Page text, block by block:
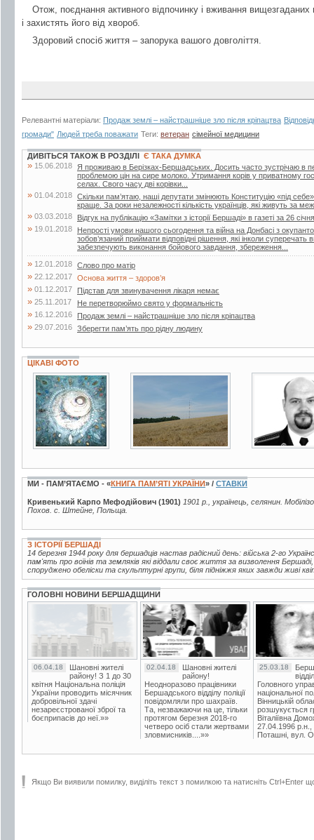
Отож, поєднання активного відпочинку і вживання вищезгаданих
і захистять його від хвороб.
Здоровий спосіб життя – запорука вашого довголіття.
Релевантні матеріали: Продаж землі – найстрашніше зло після кріпацтва
громади" Людей треба поважати Теги: ветеран сімейної медицини
ДИВІТЬСЯ ТАКОЖ В РОЗДІЛІ Є ТАКА ДУМКА
» 15.06.2018
Я проживаю в Берізках-Бершадських. Досить часто зустрічаю в
проблемою цін на сире молоко. Утримання корів у приватному
селах. Свого часу дві корівки...
» 01.04.2018 Скільки пам’ятаю, наші депутати змінюють Конституцію «під
краще. За роки незалежності кількість українців, які живуть за
» 03.03.2018 Відгук на публікацію «Замітки з історії Бершаді» в газеті за 26
» 19.01.2018
Непрості умови нашого сьогодення та війна на Донбасі з
зобов’язаний приймати відповідні рішення, які інколи
забезпечують виконання бойового завдання, збереження...
» 12.01.2018 Слово про матір
» 22.12.2017 Основа життя – здоров’я
» 01.12.2017 Підстав для звинувачення лікаря немає
» 25.11.2017 Не перетворюймо свято у формальність
» 16.12.2016 Продаж землі – найстрашніше зло після кріпацтва
» 29.07.2016 Зберегти пам’ять про рідну людину
ЦІКАВІ ФОТО
12 фото 2 фото
МИ - ПАМ’ЯТАЄМО - «КНИГА ПАМ’ЯТІ УКРАЇНИ» / СТАВКИ
Кривенький Карпо Мефодійович (1901) 1901 р., українець, селянин.
Похов. с. Штейне, Польща.
З ІСТОРІЇ БЕРШАДІ
14 березня 1944 року для бершадців настав радісний день: війська 2-го
пам'ять про воїнів та земляків які віддали своє життя за визволення
споруджено обеліски та скульптурні групи, біля підніжжя яких завжди живі
ГОЛОВНІ НОВИНИ БЕРШАДЩИНИ
06.04.18
Шановні жителі
району! З 1 до 30
квітня Національна поліція
України проводить місячник
добровільної здачі
незареєстрованої зброї та
боєприпасів до неї.»»
02.04.18
Шановні жителі
району!
Неодноразово працівники
Бершадського відділу поліції
повідомляли про шахраїв.
Та, незважаючи на це, тільки
протягом березня 2018-го
четверо осіб стали жертвами
зловмисників....»»
25.03.18
Головного
національної
Вінницькій
розшукується
Віталіївна
27.04.1996 р.н.,
Поташні, вул.
Якщо Ви виявили помилку, виділіть текст з помилкою та натисніть Ctrl+Enter